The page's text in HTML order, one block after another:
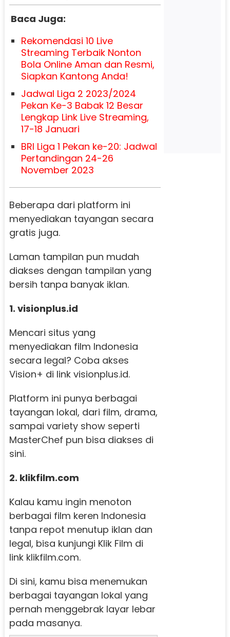
Baca Juga:
Rekomendasi 10 Live
Streaming Terbaik Nonton
Bola Online Aman dan Resmi,
Siapkan Kantong Anda!
Jadwal Liga 2 2023/2024
Pekan Ke-3 Babak 12 Besar
Lengkap Link Live Streaming,
17-18 Januari
BRI Liga 1 Pekan ke-20: Jadwal
Pertandingan 24-26
November 2023
Beberapa dari platform ini
menyediakan tayangan secara
gratis juga.
Laman tampilan pun mudah
diakses dengan tampilan yang
bersih tanpa banyak iklan.
1. visionplus.id
Mencari situs yang
menyediakan film Indonesia
secara legal? Coba akses
Vision+ di link visionplus.id.
Platform ini punya berbagai
tayangan lokal, dari film, drama,
sampai variety show seperti
MasterChef pun bisa diakses di
sini.
2. klikfilm.com
Kalau kamu ingin menoton
berbagai film keren Indonesia
tanpa repot menutup iklan dan
legal, bisa kunjungi Klik Film di
link klikfilm.com.
Di sini, kamu bisa menemukan
berbagai tayangan lokal yang
pernah menggebrak layar lebar
pada masanya.